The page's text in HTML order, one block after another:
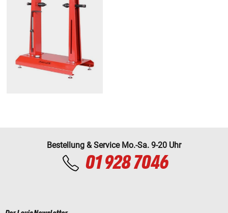
Bestellung & Service Mo.-Sa. 9-20 Uhr
01 928 7046